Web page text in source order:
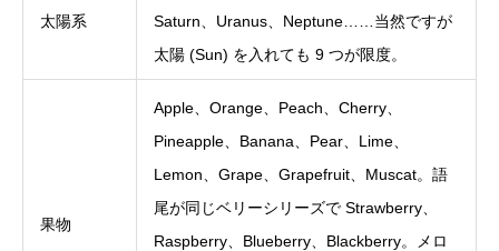
太陽系
Saturn、Uranus、Neptune……当然ですが
太陽 (Sun) を入れても 9 つが限度。
果物
Apple、Orange、Peach、Cherry、
Pineapple、Banana、Pear、Lime、
Lemon、Grape、Grapefruit、Muscat。語
尾が同じベリーシリーズで Strawberry、
Raspberry、Blueberry、Blackberry。メロ